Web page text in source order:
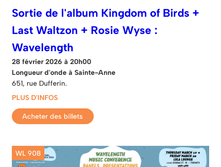
Sortie de l'album Kingdom of Birds +
Last Waltzon + Rosie Wyse :
Wavelength
28 février 2026 à 20h00
Longueur d'onde à Sainte-Anne
651, rue Dufferin.
PLUS D'INFOS
Acheter des billets
WL 908